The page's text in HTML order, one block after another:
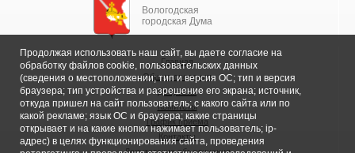
Вологодская
городская Дума
Главная
Общие сведения
Депутаты
Комитеты
График приема
Контакты
Продолжая использовать наш сайт, вы даете согласие на
обработку файлов cookie, пользовательских данных
(сведения о местоположении; тип и версия ОС; тип и версия
браузера; тип устройства и разрешение его экрана; источник,
откуда пришел на сайт пользователь; с какого сайта или по
какой рекламе; язык ОС и браузера; какие страницы
открывает и на какие кнопки нажимает пользователь; ip-
адрес) в целях функционирования сайта, проведения